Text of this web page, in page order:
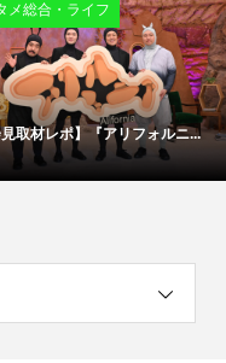
メ総合・ライフ
取材レポ】『アリフォルニ...